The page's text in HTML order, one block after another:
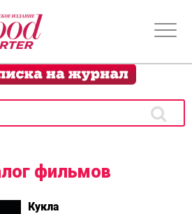
фильмов
Кукла